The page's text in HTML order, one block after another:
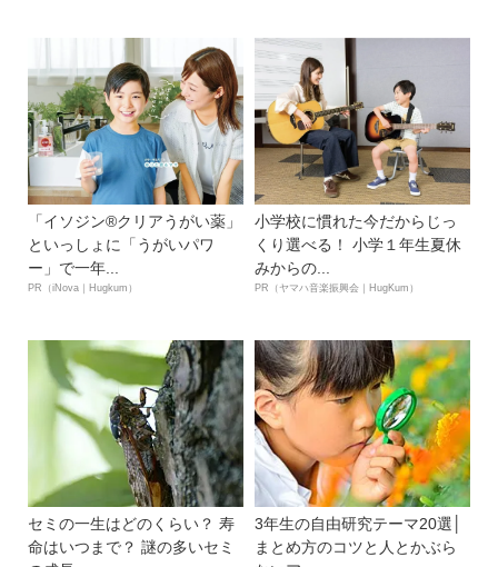
「イソジン®クリアうがい薬」
といっしょに「うがいパワ
ー」で一年...
PR（iNova｜Hugkum）
小学校に慣れた今だからじっ
くり選べる！ 小学１年生夏休
みからの...
PR（ヤマハ音楽振興会｜HugKum）
セミの一生はどのくらい？ 寿
命はいつまで？ 謎の多いセミ
3年生の自由研究テーマ20選│
まとめ方のコツと人とかぶら